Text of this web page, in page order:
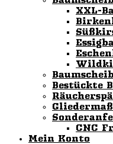
XXL-
Bestückte
CNC
Mein Konto